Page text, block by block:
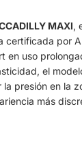
MAXI,
certificada por
en uso
el
presión en la
más